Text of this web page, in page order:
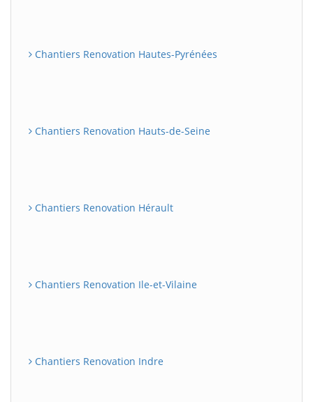
Chantiers Renovation Hautes-Pyrénées
Chantiers Renovation Hauts-de-Seine
Chantiers Renovation Hérault
Chantiers Renovation Ile-et-Vilaine
Chantiers Renovation Indre